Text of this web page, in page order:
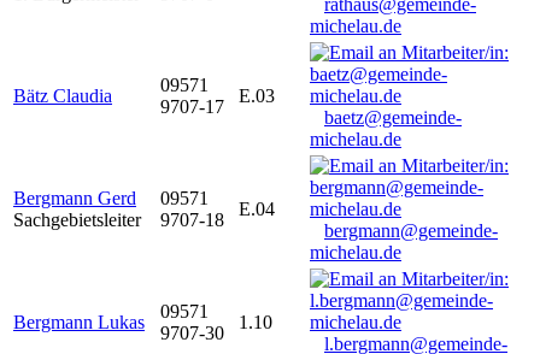
rathaus@gemeinde-
michelau.de
Bätz Claudia
09571
9707-17
E.03
baetz@gemeinde-
michelau.de
Bergmann Gerd
Sachgebietsleiter
09571
9707-18
E.04
bergmann@gemeinde-
michelau.de
Bergmann Lukas
09571
9707-30
1.10
l.bergmann@gemeinde-